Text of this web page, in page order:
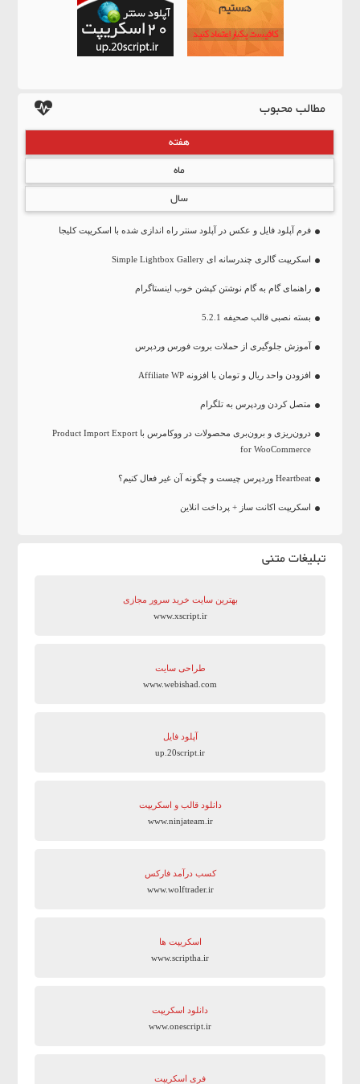
مطالب محبوب
هفته
ماه
سال
فرم آپلود فایل و عکس در آپلود سنتر راه اندازی شده با اسکریپت کلیجا
اسکریپت گالری چندرسانه ای Simple Lightbox Gallery
راهنمای گام به گام نوشتن کپشن خوب اینستاگرام
بسته نصبی قالب صحیفه 5.2.1
آموزش جلوگیری از حملات بروت فورس وردپرس
افزودن واحد ریال و تومان با افزونه Affiliate WP
متصل کردن وردپرس به تلگرام
درون‌ریزی و برون‌بری محصولات در ووکامرس با Product Import Export
for WooCommerce
Heartbeat وردپرس چیست و چگونه آن غیر فعال کنیم؟
اسکریپت اکانت ساز + پرداخت انلاین
تبلیغات متنی
بهترین سایت‌ خرید سرور مجازی
www.xscript.ir
طراحی سایت
www.webishad.com
آپلود فایل
up.20script.ir
دانلود قالب و اسکریپت
www.ninjateam.ir
کسب درآمد فارکس
www.wolftrader.ir
اسکریپت ها
www.scriptha.ir
دانلود اسکریپت
www.onescript.ir
فری اسکریپت